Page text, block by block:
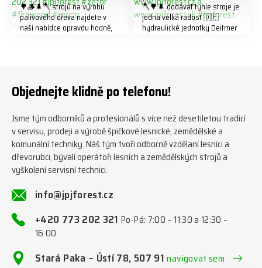
🌳🪵🌲🪓 strojů na výrobu
palivového dřeva najdete v
naší nabídce opravdu hodně,
#firewoodproduction
🪓🌳🌲 dodávat tyhle stroje je
jedna velká radost 🇩🇪
hydraulické jednotky Deitmer
#firewood #deitmer
Objednejte klidně po telefonu!
Jsme tým odborníků a profesionálů s více než desetiletou tradicí
v servisu, prodeji a výrobě špičkové lesnické, zemědělské a
komunální techniky. Náš tým tvoří odborně vzdělaní lesníci a
dřevorubci, bývalí operátoři lesních a zemědělských strojů a
vyškolení servisní technici.
info@jpjforest.cz
+420 773 202 321Po-Pá: 7:00 – 11:30 a 12:30 –
16:00
Stará Paka – Ústí 78, 507 91navigovat sem